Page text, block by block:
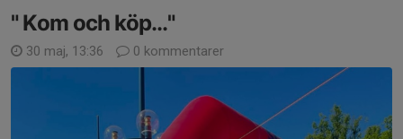
" Kom och köp..."
30 maj, 13:36 0 kommentarer